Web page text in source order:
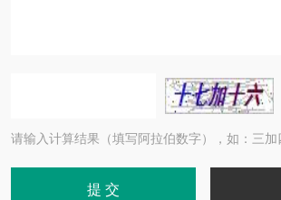
请输入计算结果（填写阿拉伯数字），如：三加